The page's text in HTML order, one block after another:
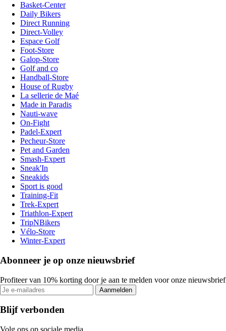
Basket-Center
Daily Bikers
Direct Running
Direct-Volley
Espace Golf
Foot-Store
Galop-Store
Golf and co
Handball-Store
House of Rugby
La sellerie de Maé
Made in Paradis
Nauti-wave
On-Fight
Padel-Expert
Pecheur-Store
Pet and Garden
Smash-Expert
Sneak'In
Sneakids
Sport is good
Training-Fit
Trek-Expert
Triathlon-Expert
TripNBikers
Vélo-Store
Winter-Expert
Abonneer je op onze nieuwsbrief
Profiteer van 10% korting door je aan te melden voor onze nieuwsbrief
Aanmelden
Blijf verbonden
Volg ons op sociale media